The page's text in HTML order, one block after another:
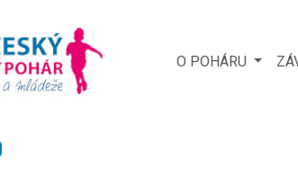
O POHÁRU